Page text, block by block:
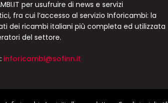
per usufruire di news e servizi
fra cui l’accesso al servizio Inforicambi: la
dei ricambi italiani più completa ed utilizzata
del settore.
inforicambi@sofinn.it